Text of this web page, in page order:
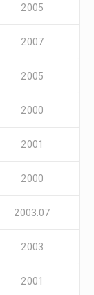
2005
2007
2005
2000
2001
2000
2003.07
2003
2001